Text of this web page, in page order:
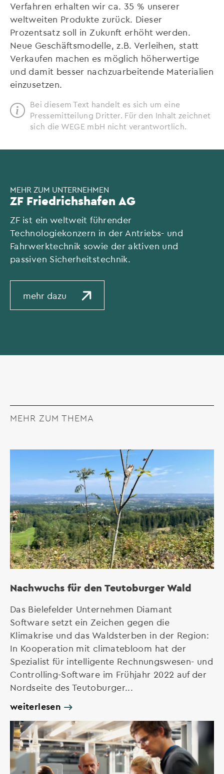
Verfahren erhalten wir ca. 35 % unserer
weltweiten Produkte zurück. Dieser
Prozentsatz soll in Zukunft erhöht werden.
Neue Geschäftsmodelle, z.B. Verleihen, statt
Verkaufen machen es möglich höherwertige
und damit besser nachzuarbeitende Materialien
einzusetzen.
Bei diesem Text handelt es sich um eine
Pressemitteilung Dritter. Für den Inhalt zeichnet
sich die WEGE mbH nicht verantwortlich.
MEHR ZUM UNTERNEHMEN
ZF Friedrichshafen AG
ZF ist ein weltweit führender
Technologiekonzern in der Antriebs- und
Fahrwerktechnik sowie der aktiven und
passiven Sicherheitstechnik.
mehr dazu
MEHR ZUM THEMA
Nachwuchs für den Teutoburger Wald
Das Bielefelder Unternehmen Diamant
Software setzt ein Zeichen gegen die
Klimakrise und das Waldsterben in der Region:
In Kooperation mit climatebloom hat der
Spezialist für intelligente Rechnungswesen- und
Controlling-Software im Frühjahr 2022 auf der
Nordseite des Teutoburger...
weiterlesen